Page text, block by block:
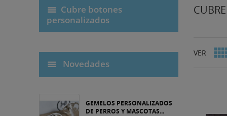
Cubre botones
personalizados
Novedades
GEMELOS PERSONALIZADOS
DE PERROS Y MASCOTAS...
VER